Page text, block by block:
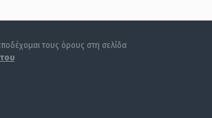
τους όρους στη σελίδα